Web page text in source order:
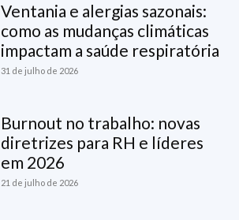
Ventania e alergias sazonais:
como as mudanças climáticas
impactam a saúde respiratória
31 de julho de 2026
Burnout no trabalho: novas
diretrizes para RH e líderes
em 2026
21 de julho de 2026